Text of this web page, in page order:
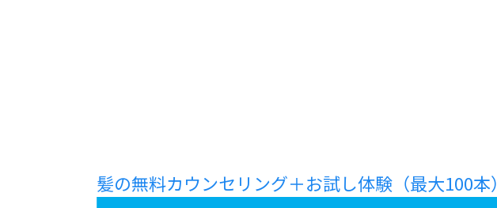
髪の無料カウンセリング＋お試し体験（最大100本）